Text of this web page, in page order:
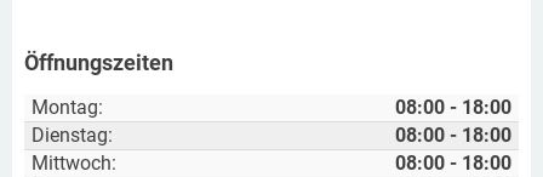
Öffnungszeiten
Montag:
08:00 - 18:00
Dienstag:
08:00 - 18:00
Mittwoch:
08:00 - 18:00